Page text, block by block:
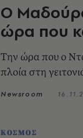
O
ώρα που
Tην ώρα που ο
πλοία στη
Newsroom
ΚΟΣΜΟΣ